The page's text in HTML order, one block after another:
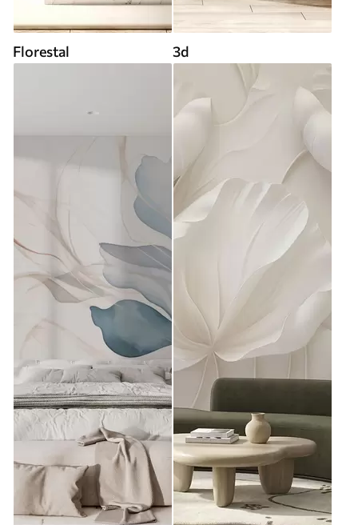
Florestal 3d